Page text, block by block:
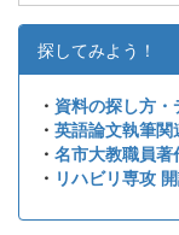
探してみよう！
・ 資料の探し方
・ 英語論文執筆関
・ 名市大教職員著
・ リハビリ専攻